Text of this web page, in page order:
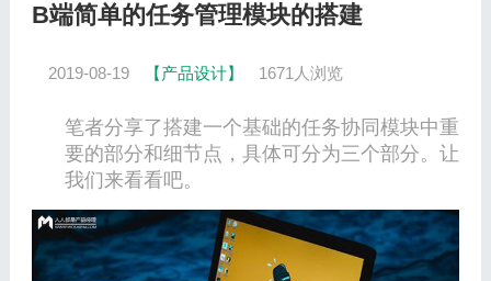
B端简单的任务管理模块的搭建
2019-08-19 【产品设计】 1671人浏览
笔者分享了搭建一个基础的任务协同模块中重
要的部分和细节点，具体可分为三个部分。让
我们来看看吧。